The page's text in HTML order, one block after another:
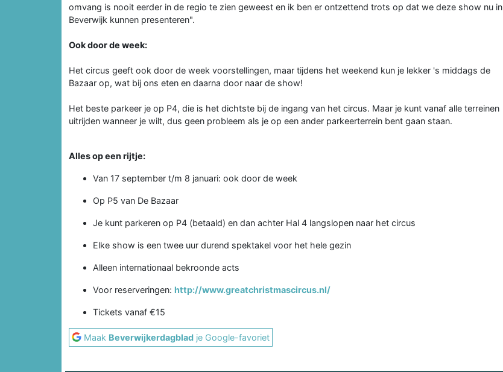
omvang is nooit eerder in de regio te zien geweest en ik ben er ontzettend trots op dat we deze show nu in
Beverwijk kunnen presenteren".
Ook door de week:
Het circus geeft ook door de week voorstellingen, maar tijdens het weekend kun je lekker 's middags de
Bazaar op, wat bij ons eten en daarna door naar de show!
Het beste parkeer je op P4, die is het dichtste bij de ingang van het circus. Maar je kunt vanaf alle terreinen
uitrijden wanneer je wilt, dus geen probleem als je op een ander parkeerterrein bent gaan staan.
Alles op een rijtje:
Van 17 september t/m 8 januari: ook door de week
Op P5 van De Bazaar
Je kunt parkeren op P4 (betaald) en dan achter Hal 4 langslopen naar het circus
Elke show is een twee uur durend spektakel voor het hele gezin
Alleen internationaal bekroonde acts
Voor reserveringen: http://www.greatchristmascircus.nl/
Tickets vanaf €15
Maak Beverwijkerdagblad je Google-favoriet